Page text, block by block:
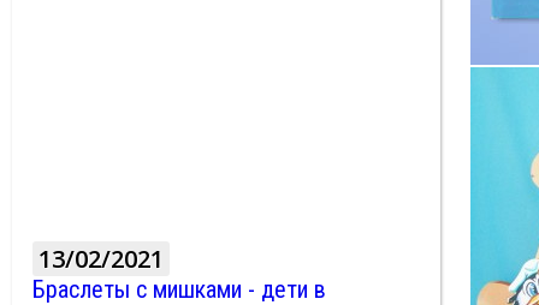
13/02/2021
Браслеты с мишками - дети в